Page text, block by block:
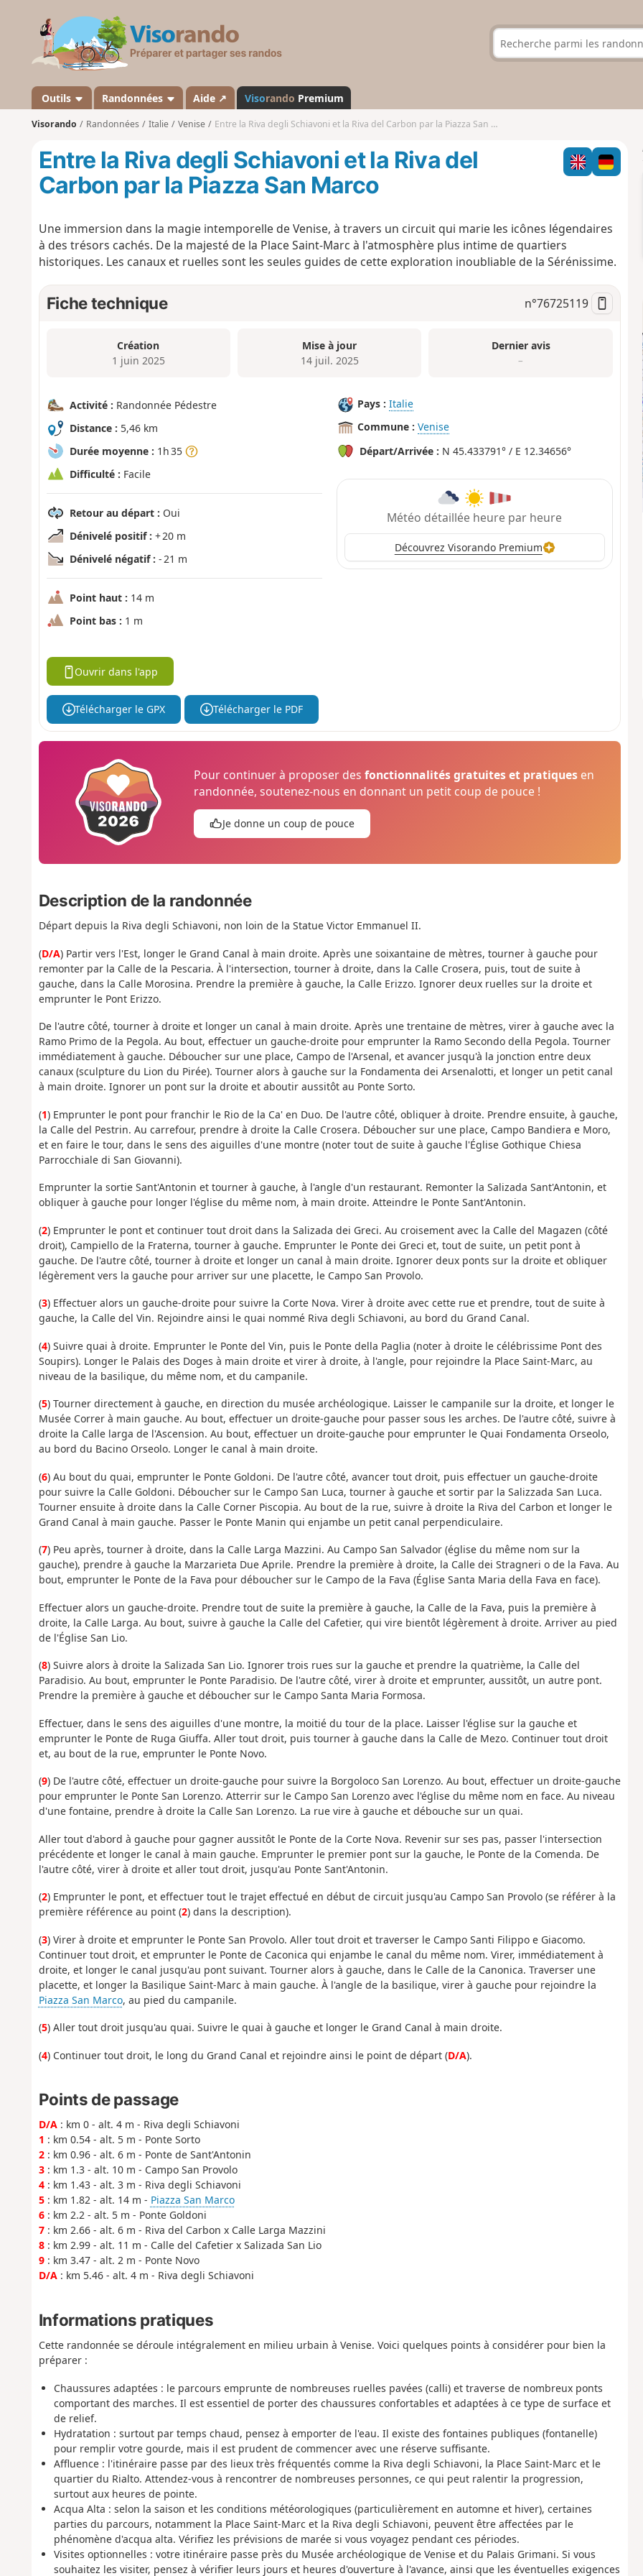
s
a
n
d
Outils Randonnées Aide ↗ Visorando Premium
Visorando Randonnées Italie Venise Entre la Riva degli Schiavoni et la Riva del Carbon par la Piazza San Marco
Entre la Riva degli Schiavoni et la Riva del
Carbon par la Piazza San Marco
Une immersion dans la magie intemporelle de Venise, à travers un circuit qui marie les icônes légendaires
à des trésors cachés. De la majesté de la Place Saint-Marc à l'atmosphère plus intime de quartiers
historiques. Les canaux et ruelles sont les seules guides de cette exploration inoubliable de la Sérénissime.
Fiche technique n°76725119
Création
1 juin 2025
Mise à jour
14 juil. 2025
Dernier avis
–
Activité : Randonnée Pédestre
Distance : 5,46 km
Durée moyenne : 1h 35
Difficulté : Facile
Retour au départ : Oui
Dénivelé positif : + 20 m
Dénivelé négatif : - 21 m
Point haut : 14 m
Point bas : 1 m
Pays : Italie
Commune : Venise
Départ/Arrivée : N 45.433791° / E 12.34656°
Météo détaillée heure par heure
Découvrez Visorando Premium
Ouvrir dans l'app
Télécharger le GPX Télécharger le PDF
Pour continuer à proposer desfonctionnalités gratuites et pratiques en
randonnée, soutenez-nous en donnant un petit coup de pouce !
Je donne un coup de pouce
Description de la randonnée
Départ depuis la Riva degli Schiavoni, non loin de la Statue Victor Emmanuel II.
(D/A) Partir vers l'Est, longer le Grand Canal à main droite. Après une soixantaine de mètres, tourner à gauche pour
remonter par la Calle de la Pescaria. À l'intersection, tourner à droite, dans la Calle Crosera, puis, tout de suite à
gauche, dans la Calle Morosina. Prendre la première à gauche, la Calle Erizzo. Ignorer deux ruelles sur la droite et
emprunter le Pont Erizzo.
De l'autre côté, tourner à droite et longer un canal à main droite. Après une trentaine de mètres, virer à gauche avec la
Ramo Primo de la Pegola. Au bout, effectuer un gauche-droite pour emprunter la Ramo Secondo della Pegola. Tourner
immédiatement à gauche. Déboucher sur une place, Campo de l'Arsenal, et avancer jusqu'à la jonction entre deux
canaux (sculpture du Lion du Pirée). Tourner alors à gauche sur la Fondamenta dei Arsenalotti, et longer un petit canal
à main droite. Ignorer un pont sur la droite et aboutir aussitôt au Ponte Sorto.
(1) Emprunter le pont pour franchir le Rio de la Ca' en Duo. De l'autre côté, obliquer à droite. Prendre ensuite, à gauche,
la Calle del Pestrin. Au carrefour, prendre à droite la Calle Crosera. Déboucher sur une place, Campo Bandiera e Moro,
et en faire le tour, dans le sens des aiguilles d'une montre (noter tout de suite à gauche l'Église Gothique Chiesa
Parrocchiale di San Giovanni).
Emprunter la sortie Sant'Antonin et tourner à gauche, à l'angle d'un restaurant. Remonter la Salizada Sant'Antonin, et
obliquer à gauche pour longer l'église du même nom, à main droite. Atteindre le Ponte Sant'Antonin.
(2) Emprunter le pont et continuer tout droit dans la Salizada dei Greci. Au croisement avec la Calle del Magazen (côté
droit), Campiello de la Fraterna, tourner à gauche. Emprunter le Ponte dei Greci et, tout de suite, un petit pont à
gauche. De l'autre côté, tourner à droite et longer un canal à main droite. Ignorer deux ponts sur la droite et obliquer
légèrement vers la gauche pour arriver sur une placette, le Campo San Provolo.
(3) Effectuer alors un gauche-droite pour suivre la Corte Nova. Virer à droite avec cette rue et prendre, tout de suite à
gauche, la Calle del Vin. Rejoindre ainsi le quai nommé Riva degli Schiavoni, au bord du Grand Canal.
(4) Suivre quai à droite. Emprunter le Ponte del Vin, puis le Ponte della Paglia (noter à droite le célébrissime Pont des
Soupirs). Longer le Palais des Doges à main droite et virer à droite, à l'angle, pour rejoindre la Place Saint-Marc, au
niveau de la basilique, du même nom, et du campanile.
(5) Tourner directement à gauche, en direction du musée archéologique. Laisser le campanile sur la droite, et longer le
Musée Correr à main gauche. Au bout, effectuer un droite-gauche pour passer sous les arches. De l'autre côté, suivre à
droite la Calle larga de l'Ascension. Au bout, effectuer un droite-gauche pour emprunter le Quai Fondamenta Orseolo,
au bord du Bacino Orseolo. Longer le canal à main droite.
(6) Au bout du quai, emprunter le Ponte Goldoni. De l'autre côté, avancer tout droit, puis effectuer un gauche-droite
pour suivre la Calle Goldoni. Déboucher sur le Campo San Luca, tourner à gauche et sortir par la Salizzada San Luca.
Tourner ensuite à droite dans la Calle Corner Piscopia. Au bout de la rue, suivre à droite la Riva del Carbon et longer le
Grand Canal à main gauche. Passer le Ponte Manin qui enjambe un petit canal perpendiculaire.
(7) Peu après, tourner à droite, dans la Calle Larga Mazzini. Au Campo San Salvador (église du même nom sur la
gauche), prendre à gauche la Marzarieta Due Aprile. Prendre la première à droite, la Calle dei Stragneri o de la Fava. Au
bout, emprunter le Ponte de la Fava pour déboucher sur le Campo de la Fava (Église Santa Maria della Fava en face).
Effectuer alors un gauche-droite. Prendre tout de suite la première à gauche, la Calle de la Fava, puis la première à
droite, la Calle Larga. Au bout, suivre à gauche la Calle del Cafetier, qui vire bientôt légèrement à droite. Arriver au pied
de l'Église San Lio.
(8) Suivre alors à droite la Salizada San Lio. Ignorer trois rues sur la gauche et prendre la quatrième, la Calle del
Paradisio. Au bout, emprunter le Ponte Paradisio. De l'autre côté, virer à droite et emprunter, aussitôt, un autre pont.
Prendre la première à gauche et déboucher sur le Campo Santa Maria Formosa.
Effectuer, dans le sens des aiguilles d'une montre, la moitié du tour de la place. Laisser l'église sur la gauche et
emprunter le Ponte de Ruga Giuffa. Aller tout droit, puis tourner à gauche dans la Calle de Mezo. Continuer tout droit
et, au bout de la rue, emprunter le Ponte Novo.
(9) De l'autre côté, effectuer un droite-gauche pour suivre la Borgoloco San Lorenzo. Au bout, effectuer un droite-gauche
pour emprunter le Ponte San Lorenzo. Atterrir sur le Campo San Lorenzo avec l'église du même nom en face. Au niveau
d'une fontaine, prendre à droite la Calle San Lorenzo. La rue vire à gauche et débouche sur un quai.
Aller tout d'abord à gauche pour gagner aussitôt le Ponte de la Corte Nova. Revenir sur ses pas, passer l'intersection
précédente et longer le canal à main gauche. Emprunter le premier pont sur la gauche, le Ponte de la Comenda. De
l'autre côté, virer à droite et aller tout droit, jusqu'au Ponte Sant'Antonin.
(2) Emprunter le pont, et effectuer tout le trajet effectué en début de circuit jusqu'au Campo San Provolo (se référer à la
première référence au point (2) dans la description).
(3) Virer à droite et emprunter le Ponte San Provolo. Aller tout droit et traverser le Campo Santi Filippo e Giacomo.
Continuer tout droit, et emprunter le Ponte de Caconica qui enjambe le canal du même nom. Virer, immédiatement à
droite, et longer le canal jusqu'au pont suivant. Tourner alors à gauche, dans le Calle de la Canonica. Traverser une
placette, et longer la Basilique Saint-Marc à main gauche. À l'angle de la basilique, virer à gauche pour rejoindre la
Piazza San Marco, au pied du campanile.
(5) Aller tout droit jusqu'au quai. Suivre le quai à gauche et longer le Grand Canal à main droite.
(4) Continuer tout droit, le long du Grand Canal et rejoindre ainsi le point de départ (D/A).
Points de passage
D/A: km 0 - alt. 4 m - Riva degli Schiavoni
1 : km 0.54 - alt. 5 m - Ponte Sorto
2: km 0.96 - alt. 6 m - Ponte de Sant'Antonin
3: km 1.3 - alt. 10 m - Campo San Provolo
4: km 1.43 - alt. 3 m - Riva degli Schiavoni
5: km 1.82 - alt. 14 m - Piazza San Marco
6: km 2.2 - alt. 5 m - Ponte Goldoni
7: km 2.66 - alt. 6 m - Riva del Carbon x Calle Larga Mazzini
8: km 2.99 - alt. 11 m - Calle del Cafetier x Salizada San Lio
9: km 3.47 - alt. 2 m - Ponte Novo
D/A: km 5.46 - alt. 4 m - Riva degli Schiavoni
Informations pratiques
Cette randonnée se déroule intégralement en milieu urbain à Venise. Voici quelques points à considérer pour bien la
préparer :
Chaussures adaptées : le parcours emprunte de nombreuses ruelles pavées (calli) et traverse de nombreux ponts
comportant des marches. Il est essentiel de porter des chaussures confortables et adaptées à ce type de surface et
de relief.
Hydratation : surtout par temps chaud, pensez à emporter de l'eau. Il existe des fontaines publiques (fontanelle)
pour remplir votre gourde, mais il est prudent de commencer avec une réserve suffisante.
Affluence : l'itinéraire passe par des lieux très fréquentés comme la Riva degli Schiavoni, la Place Saint-Marc et le
quartier du Rialto. Attendez-vous à rencontrer de nombreuses personnes, ce qui peut ralentir la progression,
surtout aux heures de pointe.
Acqua Alta : selon la saison et les conditions météorologiques (particulièrement en automne et hiver), certaines
parties du parcours, notamment la Place Saint-Marc et la Riva degli Schiavoni, peuvent être affectées par le
phénomène d'acqua alta. Vérifiez les prévisions de marée si vous voyagez pendant ces périodes.
Visites optionnelles : votre itinéraire passe près du Musée archéologique de Venise et du Palais Grimani. Si vous
souhaitez les visiter, pensez à vérifier leurs jours et heures d'ouverture à l'avance, ainsi que les éventuelles exigences